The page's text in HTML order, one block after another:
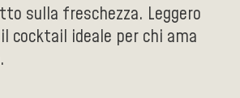
sulla freschezza. Leggero
cocktail ideale per chi ama